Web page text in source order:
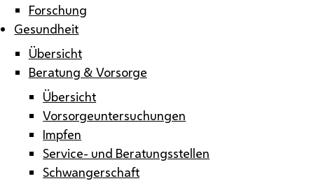
Forschung
Gesundheit
Übersicht
Beratung & Vorsorge
Übersicht
Vorsorgeuntersuchungen
Impfen
Service- und Beratungsstellen
Schwangerschaft